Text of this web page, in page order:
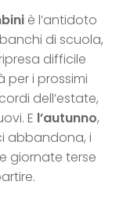
è l’antidoto
di scuola,
difficile
i prossimi
dell’estate,
E l’autunno,
abbandona, i
giornate terse